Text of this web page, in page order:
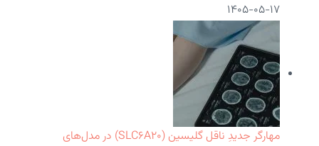
۱۴۰۵-۰۵-۱۷
مهارگر جدیدِ ناقل گلیسین (SLC۶A۲۰) در مدل‌های